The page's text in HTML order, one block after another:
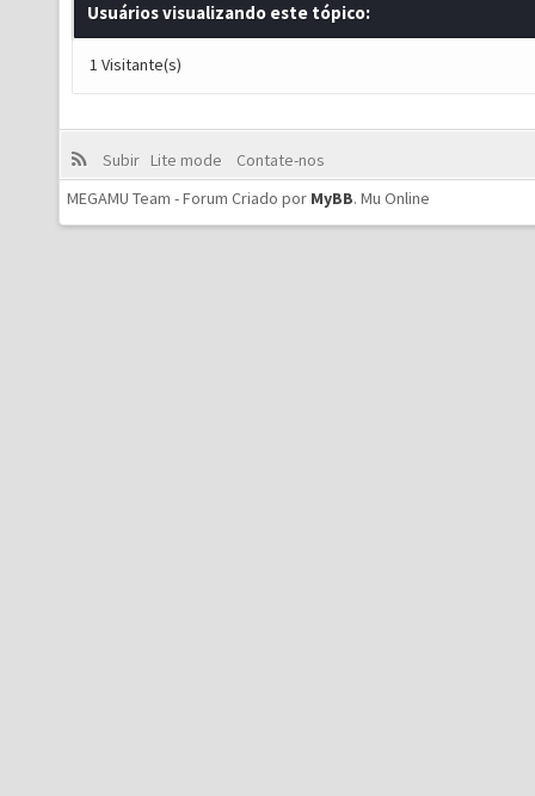
Usuários visualizando este tópico:
1 Visitante(s)
Subir Lite mode
Contate-nos
MEGAMU Team - Forum Criado por MyBB. Mu Online